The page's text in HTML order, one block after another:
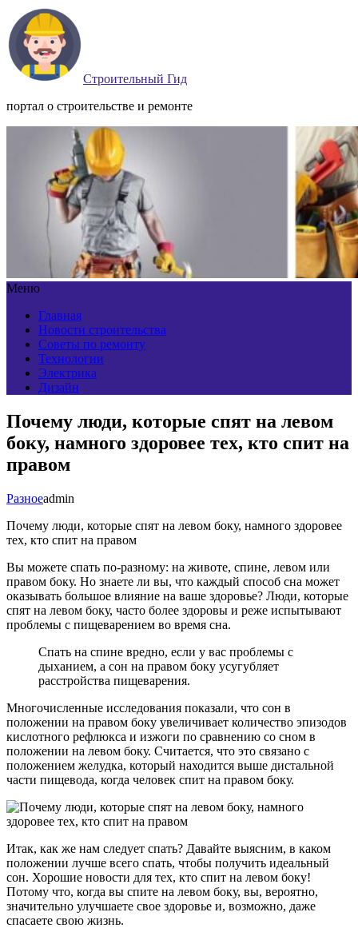
Строительный Гид
портал о строительстве и ремонте
Меню
Главная
Новости строительства
Советы по ремонту
Технологии
Электрика
Дизайн
Почему люди, которые спят на левом
боку, намного здоровее тех, кто спит на
правом
Разноеadmin
Почему люди, которые спят на левом боку, намного здоровее
тех, кто спит на правом
Вы можете спать по-разному: на животе, спине, левом или
правом боку. Но знаете ли вы, что каждый способ сна может
оказывать большое влияние на ваше здоровье? Люди, которые
спят на левом боку, часто более здоровы и реже испытывают
проблемы с пищеварением во время сна.
Спать на спине вредно, если у вас проблемы с
дыханием, а сон на правом боку усугубляет
расстройства пищеварения.
Многочисленные исследования показали, что сон в
положении на правом боку увеличивает количество эпизодов
кислотного рефлюкса и изжоги по сравнению со сном в
положении на левом боку. Считается, что это связано с
положением желудка, который находится выше дистальной
части пищевода, когда человек спит на правом боку.
Итак, как же нам следует спать? Давайте выясним, в каком
положении лучше всего спать, чтобы получить идеальный
сон. Хорошие новости для тех, кто спит на левом боку!
Потому что, когда вы спите на левом боку, вы, вероятно,
значительно улучшаете свое здоровье и, возможно, даже
спасаете свою жизнь.